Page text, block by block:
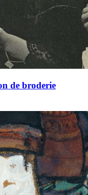
de broderie